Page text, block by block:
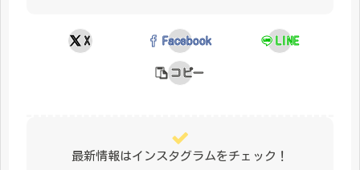
X Facebook LINE
コピー
最新情報はインスタグラムをチェック！